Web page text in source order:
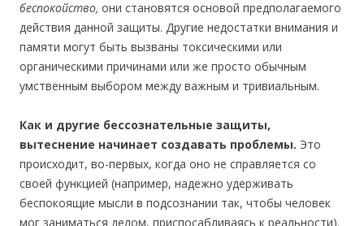
беспокойство, они становятся основой предполагаемого
действия данной защиты. Другие недостатки внимания и
памяти могут быть вызваны токсическими или
органическими причинами или же просто обычным
умственным выбором между важным и тривиальным.
Как и другие бессознательные защиты,
вытеснение начинает создавать проблемы. Это
происходит, во-первых, когда оно не справляется со
своей функцией (например, надежно удерживать
беспокоящие мысли в подсознании так, чтобы человек
мог заниматься делом, приспосабливаясь к реальности).